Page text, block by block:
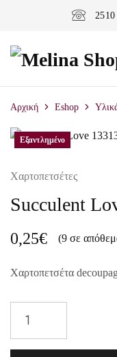
2510
Αρχική Eshop
Χαρτοπετσέτες
Succulent
0,25€ (9 σε
Χαρτοπετσέτα
Εξαντλημένο
Εξαντλημένο